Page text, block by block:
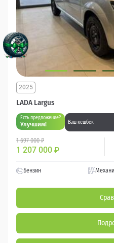
LADA Largus
2025
Есть предложение?
Улучшим! Ваш кешбек
1 697 000 ₽
1 207 000 ₽
Бензин